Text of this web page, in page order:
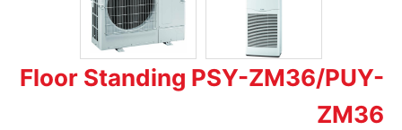
Floor Standing PSY-ZM36/PUY-
ZM36